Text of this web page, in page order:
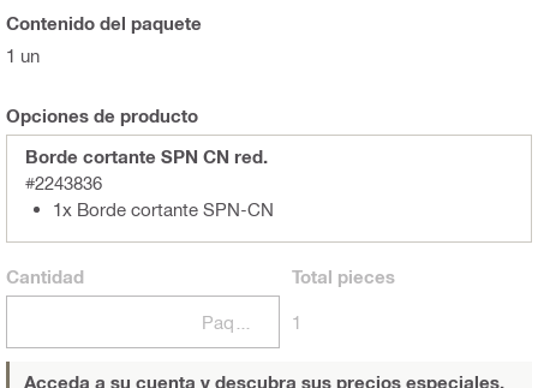
Contenido del paquete
1 un
Opciones de producto
Borde cortante SPN CN red.
#2243836
1x Borde cortante SPN-CN
Cantidad Total pieces
1
Acceda a su cuenta y descubra sus precios especiales.